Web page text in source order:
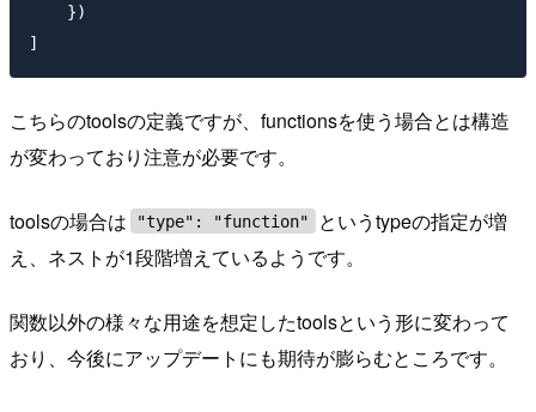
    })
こちらのtoolsの定義ですが、functionsを使う場合とは構造
が変わっており注意が必要です。
toolsの場合は "type": "function"
というtypeの指定が増
え、ネストが1段階増えているようです。
関数以外の様々な用途を想定したtoolsという形に変わって
おり、今後にアップデートにも期待が膨らむところです。